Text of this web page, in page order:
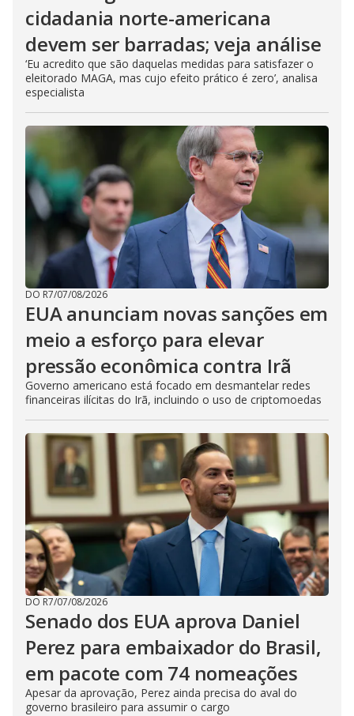
cidadania norte-americana
devem ser barradas; veja análise
‘Eu acredito que são daquelas medidas para satisfazer o
eleitorado MAGA, mas cujo efeito prático é zero’, analisa
especialista
DO R7/07/08/2026
EUA anunciam novas sanções em
meio a esforço para elevar
pressão econômica contra Irã
Governo americano está focado em desmantelar redes
financeiras ilícitas do Irã, incluindo o uso de criptomoedas
DO R7/07/08/2026
Senado dos EUA aprova Daniel
Perez para embaixador do Brasil,
em pacote com 74 nomeações
Apesar da aprovação, Perez ainda precisa do aval do
governo brasileiro para assumir o cargo